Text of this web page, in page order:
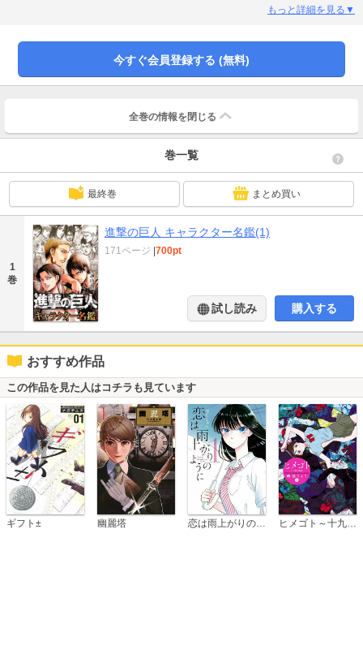
内に放たれた巨人達が一目でわかる「巨人棲息域図」、“じつは○○にはモデルが
もっと詳細を見る▼
今すぐ会員登録する (無料)
全巻の情報を 閉じる
巻一覧
最終巻 まとめ買い
1
巻
進撃の巨人 キャラクター名鑑(1)
171ページ |700pt
試し読み 購入する
おすすめ作品
この作品を見た人はコチラも見ています
ギフト± 幽麗塔 ヒメゴト～十九歳の制服～